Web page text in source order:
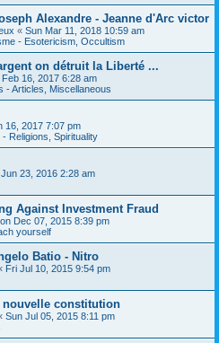
Alexandre - Jeanne d'Arc victor
« Sun Mar 11, 2018 10:59 am
- Esotericism, Occultism
on détruit la Liberté ...
16, 2017 6:28 am
- Articles, Miscellaneous
16, 2017 7:07 pm
- Religions, Spirituality
23, 2016 2:28 am
Against Investment Fraud
Dec 07, 2015 8:39 pm
yourself
Batio - Nitro
Fri Jul 10, 2015 9:54 pm
nouvelle constitution
Sun Jul 05, 2015 8:11 pm